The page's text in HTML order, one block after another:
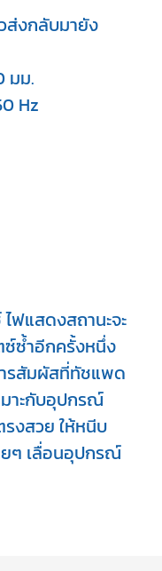
ส่งกลับมายัง
มม.
Hz
ฟแสดงสถานะจะ
ซ์ซ้ําอีกครั้งหนึ่ง
รสัมผัสที่ทัชแพด
าะกับอุปกรณ์
งสวย ให้หนีบ
ยๆ เลื่อนอุปกรณ์